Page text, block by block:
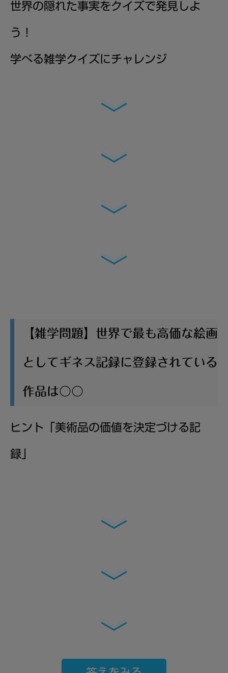
世界の隠れた事実をクイズで発見しよ
う！
学べる雑学クイズにチャレンジ
【雑学問題】世界で最も高価な絵画
としてギネス記録に登録されている
作品は〇〇
ヒント「 美術品の価値を決定づける記
録